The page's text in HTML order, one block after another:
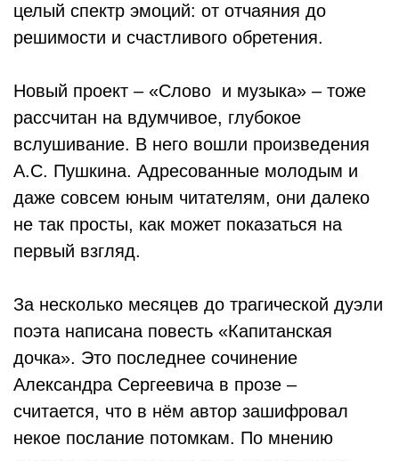
целый спектр эмоций: от отчаяния до
решимости и счастливого обретения.
Новый проект – «Слово и музыка» – тоже
рассчитан на вдумчивое, глубокое
вслушивание. В него вошли произведения
А.С. Пушкина. Адресованные молодым и
даже совсем юным читателям, они далеко
не так просты, как может показаться на
первый взгляд.
За несколько месяцев до трагической дуэли
поэта написана повесть «Капитанская
дочка». Это последнее сочинение
Александра Сергеевича в прозе –
считается, что в нём автор зашифровал
некое послание потомкам. По мнению